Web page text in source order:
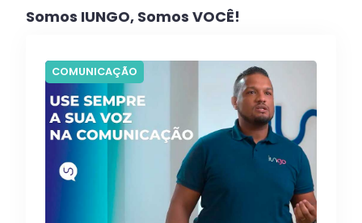
Somos IUNGO, Somos VOCÊ!
COMUNICAÇÃO